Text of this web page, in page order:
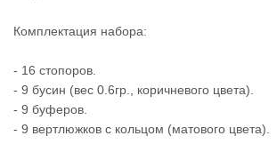
Комплектация набора:
- 16 стопоров.
- 9 бусин (вес 0.6гр., коричневого цвета).
- 9 буферов.
- 9 вертлюжков с кольцом (матового цвета).